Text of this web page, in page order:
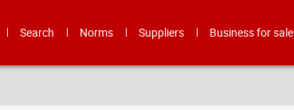
Search Norms Suppliers Business for sale